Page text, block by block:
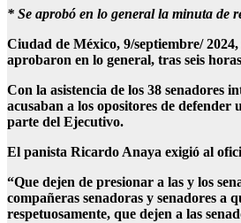
* Se aprobó en lo general la minuta de
Ciudad de México, 9/septiembre/
aprobaron en lo general, tras seis
Con la asistencia de los 38 senadores
acusaban a los opositores de
parte del Ejecutivo.
El panista Ricardo Anaya exigió al
“Que dejen de presionar a las y los
compañeras senadoras y senadores a
respetuosamente, que dejen a las